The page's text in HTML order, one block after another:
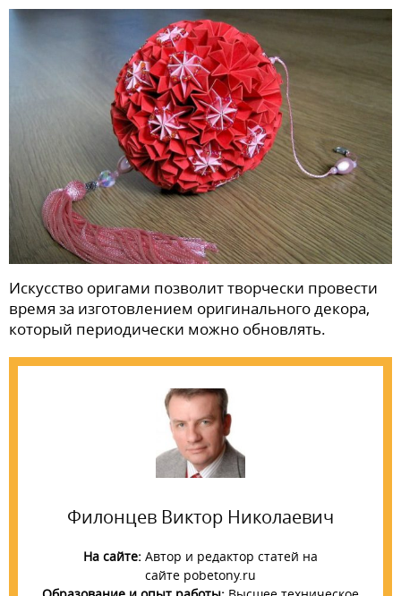
Искусство оригами позволит творчески провести
время за изготовлением оригинального декора,
который периодически можно обновлять.
Филонцев Виктор Николаевич
На сайте: Автор и редактор статей на
сайте pobetony.ru